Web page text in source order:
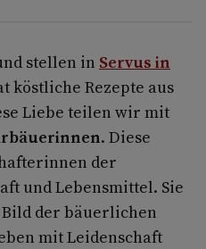
stellen in Servus in
köstliche Rezepte aus
Liebe teilen wir mit
. Diese
der
und Lebensmittel. Sie
der bäuerlichen
mit Leidenschaft